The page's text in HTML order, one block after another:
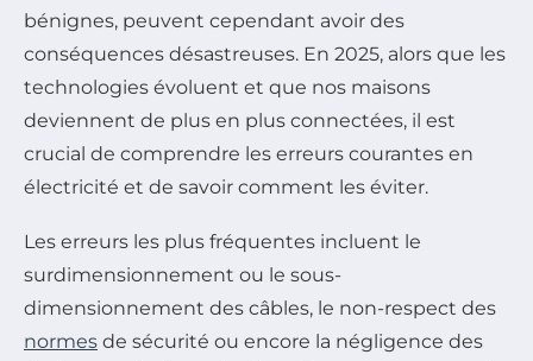
bénignes, peuvent cependant avoir des
conséquences désastreuses. En 2025, alors que les
technologies évoluent et que nos maisons
deviennent de plus en plus connectées, il est
crucial de comprendre les erreurs courantes en
électricité et de savoir comment les éviter.
Les erreurs les plus fréquentes incluent le
surdimensionnement ou le sous-
dimensionnement des câbles, le non-respect des
normes de sécurité ou encore la négligence des